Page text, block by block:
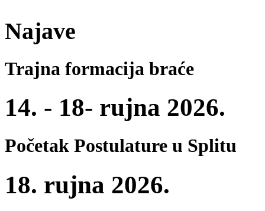
Najave
Trajna formacija braće
14. - 18- rujna 2026.
Početak Postulature u Splitu
18. rujna 2026.